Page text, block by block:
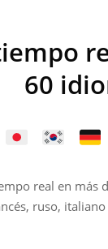
60
real en más
ruso,